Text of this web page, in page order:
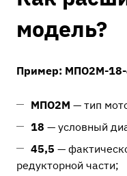
модель?
Пример: МПО2М-
МПО2М — тип
18 — условный
45,5 —
редукторной части;